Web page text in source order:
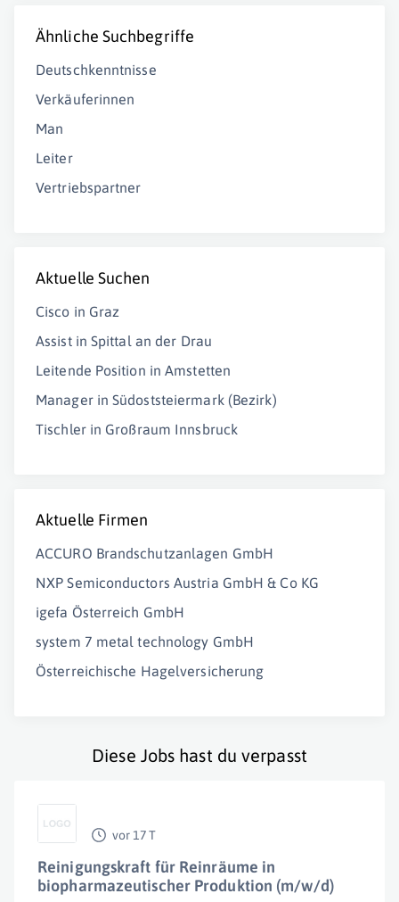
Ähnliche Suchbegriffe
Deutschkenntnisse
Verkäuferinnen
Man
Leiter
Vertriebspartner
Aktuelle Suchen
Cisco in Graz
Assist in Spittal an der Drau
Leitende Position in Amstetten
Manager in Südoststeiermark (Bezirk)
Tischler in Großraum Innsbruck
Aktuelle Firmen
ACCURO Brandschutzanlagen GmbH
NXP Semiconductors Austria GmbH & Co KG
igefa Österreich GmbH
system 7 metal technology GmbH
Österreichische Hagelversicherung
Diese Jobs hast du verpasst
vor 17 T
Reinigungskraft für Reinräume in
biopharmazeutischer Produktion (m/w/d)